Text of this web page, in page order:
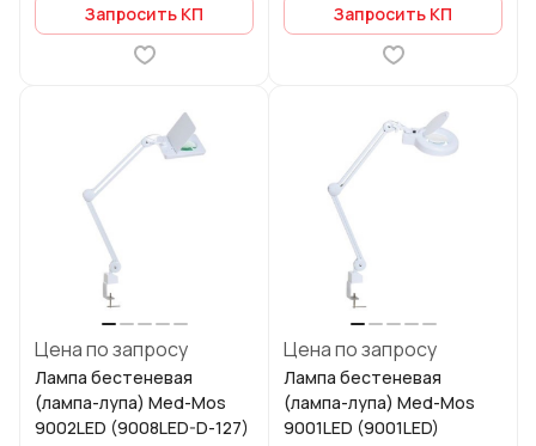
Запросить КП Запросить КП
Цена по запросу
Лампа бестеневая
(лампа-лупа) Med-Mos
9002LED (9008LED-D-127)
Цена по запросу
Лампа бестеневая
(лампа-лупа) Med-Mos
9001LED (9001LED)